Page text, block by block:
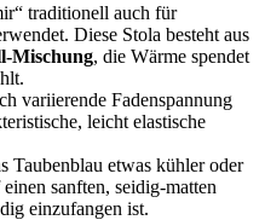
traditionell auch für
Diese Stola besteht aus
Mischung, die Wärme spendet
variierende Fadenspannung
leicht elastische
Taubenblau etwas kühler oder
sanften, seidig-matten
einzufangen ist.